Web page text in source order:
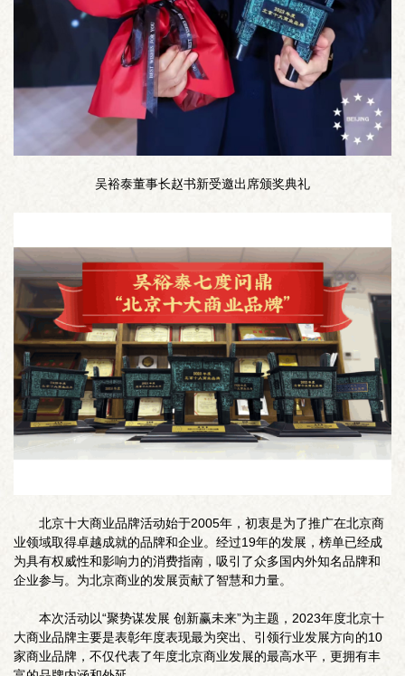
吴裕泰董事长赵书新受邀出席颁奖典礼
北京十大商业品牌活动始于2005年，初衷是为了推广在北京商
业领域取得卓越成就的品牌和企业。经过19年的发展，榜单已经成
为具有权威性和影响力的消费指南，吸引了众多国内外知名品牌和
企业参与。为北京商业的发展贡献了智慧和力量。
本次活动以“聚势谋发展 创新赢未来”为主题，2023年度北京十
大商业品牌主要是表彰年度表现最为突出、引领行业发展方向的10
家商业品牌，不仅代表了年度北京商业发展的最高水平，更拥有丰